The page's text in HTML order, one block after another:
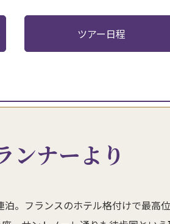
ツアー日程
ンナーより
。フランスのホテル格付けで最高